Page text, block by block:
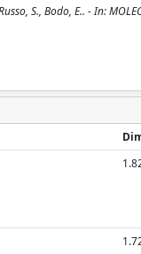
S., Bodo, E.. - In: